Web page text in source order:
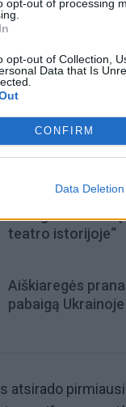
opt-out of processing
opt-out of Collection,
Data that Is
CONFIRM
Data Deletion
Mirė garsi
teatro istorijoje“
Aiškiaregės
pabaigą Ukrainoje
atsirado